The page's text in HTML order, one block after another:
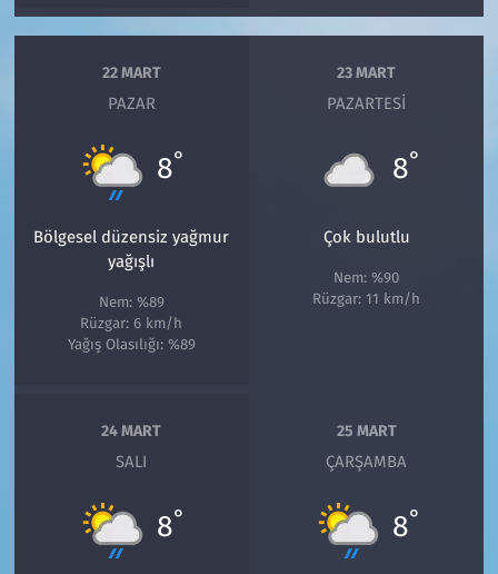
22 MART
PAZAR
8°
Bölgesel düzensiz yağmur
yağışlı
Nem: %89
Rüzgar: 6 km/h
Yağış Olasılığı: %89
23 MART
PAZARTESI
8°
Çok bulutlu
Nem: %90
Rüzgar: 11 km/h
24 MART
SALI
8°
25 MART
ÇARŞAMBA
8°